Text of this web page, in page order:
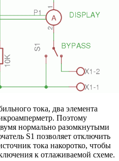
тока, два элемента
Поэтому
нормально разомкнутыми
S1 позволяет отключить
тока накоротко, чтобы
к отлаживаемой схеме.